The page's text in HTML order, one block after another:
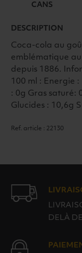
CANS
DESCRIPTION
Coca-cola au
emblématique
depuis 1886.
100 ml : Energie
: 0g Gras saturé:
Glucides : 10,6g
Ref. article : 22130
DELÀ